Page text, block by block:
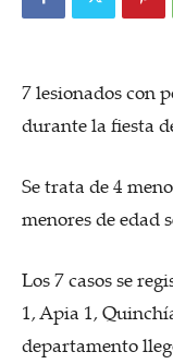
7 lesionados con
durante la fiesta
Se trata de 4
menores de edad
Los 7 casos se
1, Apia 1,
departamento